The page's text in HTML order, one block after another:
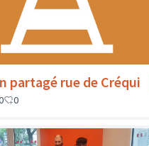
partagé rue de Créqui
0